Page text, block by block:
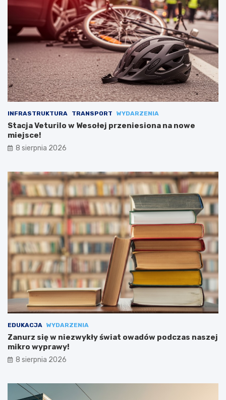
INFRASTRUKTURA TRANSPORT WYDARZENIA
Stacja Veturilo w Wesołej przeniesiona na nowe
miejsce!
8 sierpnia 2026
EDUKACJA WYDARZENIA
Zanurz się w niezwykły świat owadów podczas naszej
mikro wyprawy!
8 sierpnia 2026